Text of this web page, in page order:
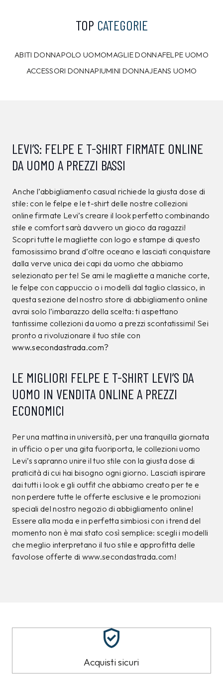
TOP CATEGORIE
ABITI DONNAPOLO UOMOMAGLIE DONNAFELPE UOMO
ACCESSORI DONNAPIUMINI DONNAJEANS UOMO
LEVI’S: FELPE E T-SHIRT FIRMATE ONLINE
DA UOMO A PREZZI BASSI
Anche l’abbigliamento casual richiede la giusta dose di
stile: con le felpe e le t-shirt delle nostre collezioni
online firmate Levi’s creare il look perfetto combinando
stile e comfort sarà davvero un gioco da ragazzi!
Scopri tutte le magliette con logo e stampe di questo
famosissimo brand d’oltre oceano e lasciati conquistare
dalla verve unica dei capi da uomo che abbiamo
selezionato per te! Se ami le magliette a maniche corte,
le felpe con cappuccio o i modelli dal taglio classico, in
questa sezione del nostro store di abbigliamento online
avrai solo l’imbarazzo della scelta: ti aspettano
tantissime collezioni da uomo a prezzi scontatissimi! Sei
pronto a rivoluzionare il tuo stile con
www.secondastrada.com?
LE MIGLIORI FELPE E T-SHIRT LEVI’S DA
UOMO IN VENDITA ONLINE A PREZZI
ECONOMICI
Per una mattina in università, per una tranquilla giornata
in ufficio o per una gita fuoriporta, le collezioni uomo
Levi’s sapranno unire il tuo stile con la giusta dose di
praticità di cui hai bisogno ogni giorno. Lasciati ispirare
dai tutti i look e gli outfit che abbiamo creato per te e
non perdere tutte le offerte esclusive e le promozioni
speciali del nostro negozio di abbigliamento online!
Essere alla moda e in perfetta simbiosi con i trend del
momento non è mai stato così semplice: scegli i modelli
che meglio interpretano il tuo stile e approfitta delle
favolose offerte di www.secondastrada.com!
Acquisti sicuri